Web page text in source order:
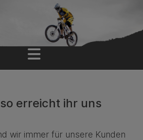
erreicht ihr uns
wir immer für unsere Kunden